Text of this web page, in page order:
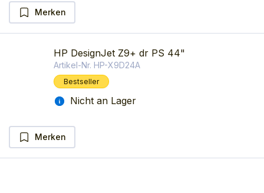
Merken
HP DesignJet Z9+ dr PS 44"
Artikel-Nr. HP-X9D24A
Bestseller
Nicht an Lager
Merken